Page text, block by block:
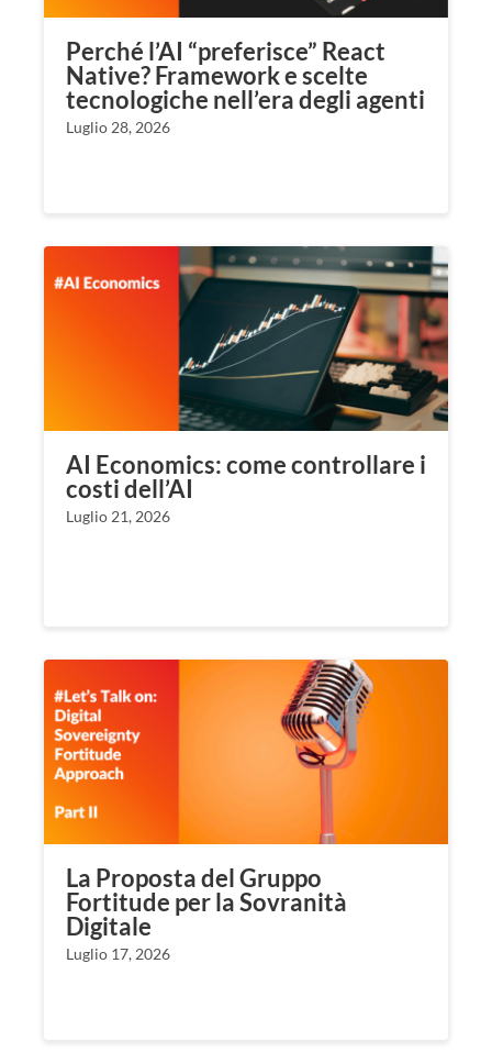
Perché l’AI “preferisce” React
Native? Framework e scelte
tecnologiche nell’era degli agenti
Luglio 28, 2026
AI Economics: come controllare i
costi dell’AI
Luglio 21, 2026
La Proposta del Gruppo
Fortitude per la Sovranità
Digitale
Luglio 17, 2026